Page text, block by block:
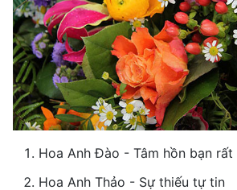
Hoa Anh Đào - Tâm hồn bạn rất
Hoa Anh Thảo - Sự thiếu tự tin